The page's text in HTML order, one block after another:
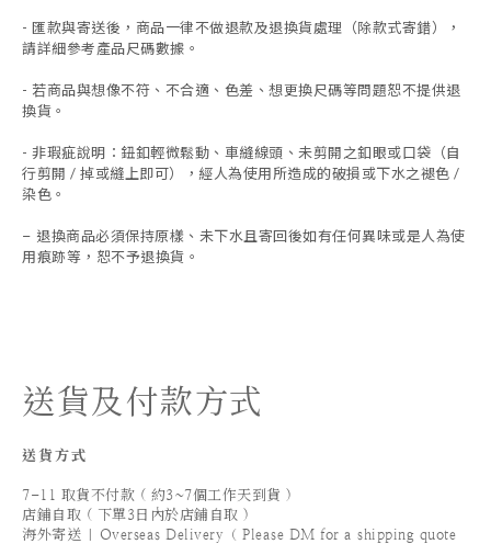
- 匯款與寄送後，商品一律不做退款及退換貨處理（除款式寄錯），
請詳細參考產品尺碼數據 。
- 若商品與想像不符、不合適、色差、想更換尺碼等問題恕不提供退
換貨。
- 非瑕疵說明：鈕釦輕微鬆動、車縫線頭、未剪開之釦眼或口袋（自
行剪開 / 掉或縫上即可），經人為使用所造成的破損或下水之褪色 /
染色。
- 退換商品必須保持原樣、未下水且寄回後如有任何異味或是人為使
用痕跡等 ， 恕不予退換貨。
送貨及付款方式
送貨方式
7-11 取貨不付款 ( 約3~7個工作天到貨 )
店鋪自取 ( 下單3日內於店鋪自取 )
海外寄送 | Overseas Delivery（ Please DM for a shipping quote